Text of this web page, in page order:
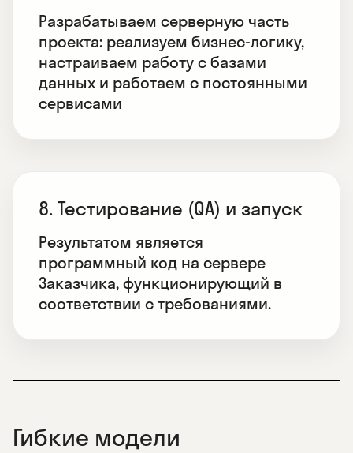
Разрабатываем серверную часть
проекта: реализуем бизнес-логику,
настраиваем работу с базами
данных и работаем с постоянными
сервисами
8. Тестирование (QA) и запуск
Результатом является
программный код на сервере
Заказчика, функционирующий в
соответствии с требованиями.
Гибкие модели